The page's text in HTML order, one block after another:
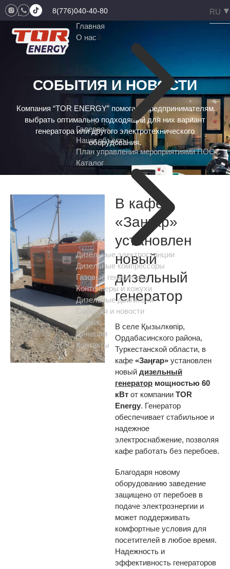
8(776)040-40-80
Главная
О нас3
Галерея
Наши объекты
План управления мероприятиями ПООС
Каталог5
Дизельные электростанции
Дизельные компрессоры
Газовые генераторы
Контейнеры и кожухи
Дизельные двигатели
События и новости
Сервис
Дилерам
Контакты
СОБЫТИЯ И НОВОСТИ
Компания “TOR ENERGY” помогает предпринимателям
выбрать оптимально подходящий для них вариант
генератора или другого электротехнического
оборудования.
В кафе
«Заңғар»
установлен
новый
дизельный
генератор
В селе Қызылкөпір,
Ордабасинского района,
Туркестанской области, в
кафе «Заңғар» установлен
новый дизельный
генератор мощностью 60
кВт от компании TOR
Energy. Генератор
обеспечивает стабильное и
надежное
электроснабжение, позволяя
кафе работать без перебоев.
Благодаря новому
оборудованию заведение
защищено от перебоев в
подаче электроэнергии и
может поддерживать
комфортные условия для
посетителей в любое время.
Надежность и
эффективность генераторов